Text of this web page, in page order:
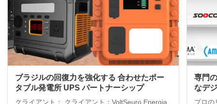
ブラジルの回復力を強化する 合わせたポー
タブル発電所 UPS パートナーシップ
クライアント： クライアント：VoltSeuro Energia
専門
なデ
ラの
プロの